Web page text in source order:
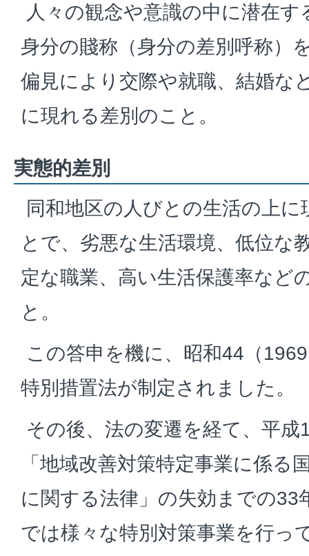
人々の観念や意識の中に潜在
身分の賤称（身分の差別呼称）
偏見により交際や就職、結婚な
に現れる差別のこと。
実態的差別
同和地区の人びとの生活の上
とで、劣悪な生活環境、低位な
定な職業、高い生活保護率など
と。
この答申を機に、昭和44（
特別措置法が制定されました。
その後、法の変遷を経て、平成
「地域改善対策特定事業に係る
に関する法律」の失効までの33
では様々な特別対策事業を行っ